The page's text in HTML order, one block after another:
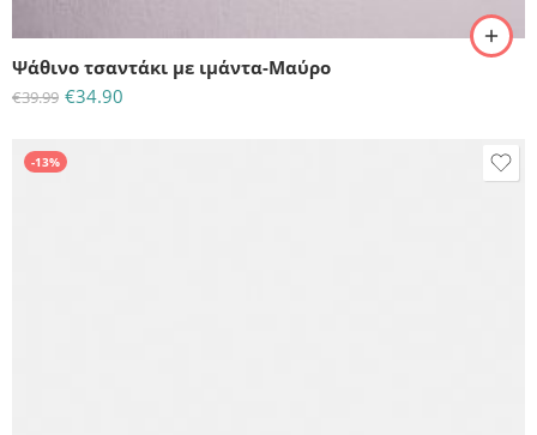
Ψάθινο τσαντάκι με ιμάντα-Μαύρο
€39.99 €34.90
-13%